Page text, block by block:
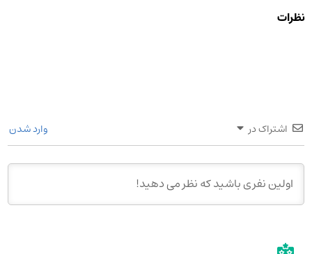
نظرات
اشتراک در وارد شدن